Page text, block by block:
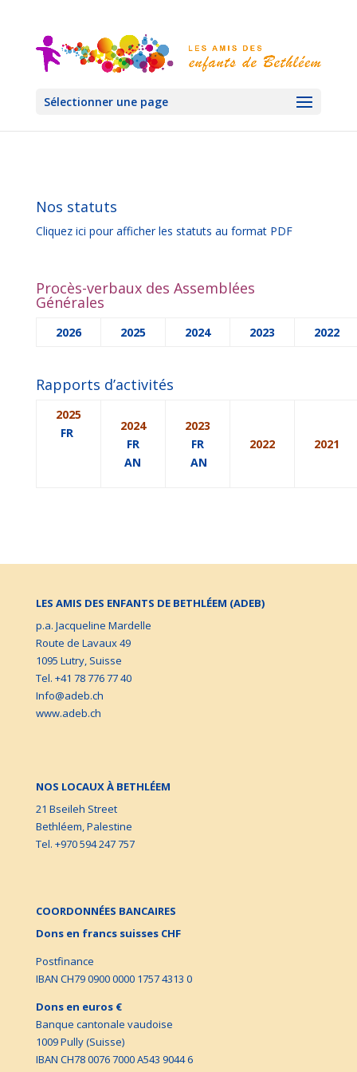
Sélectionner une page
Nos statuts
Cliquez ici pour afficher les statuts au format PDF
Procès-verbaux des Assemblées
Générales
2026 2025 2024 2023 2022
Rapports d’activités
2025
FR
2024
FR
AN
2023
FR
AN
2022 2021
LES AMIS DES ENFANTS DE BETHLÉEM (ADEB)
p.a. Jacqueline Mardelle
Route de Lavaux 49
1095 Lutry, Suisse
Tel. +41 78 776 77 40
Info@adeb.ch
www.adeb.ch
NOS LOCAUX À BETHLÉEM
21 Bseileh Street
Bethléem, Palestine
Tel. +970 594 247 757
COORDONNÉES BANCAIRES
Dons en francs suisses CHF
Postfinance
IBAN CH79 0900 0000 1757 4313 0
Dons en euros €
Banque cantonale vaudoise
1009 Pully (Suisse)
IBAN CH78 0076 7000 A543 9044 6